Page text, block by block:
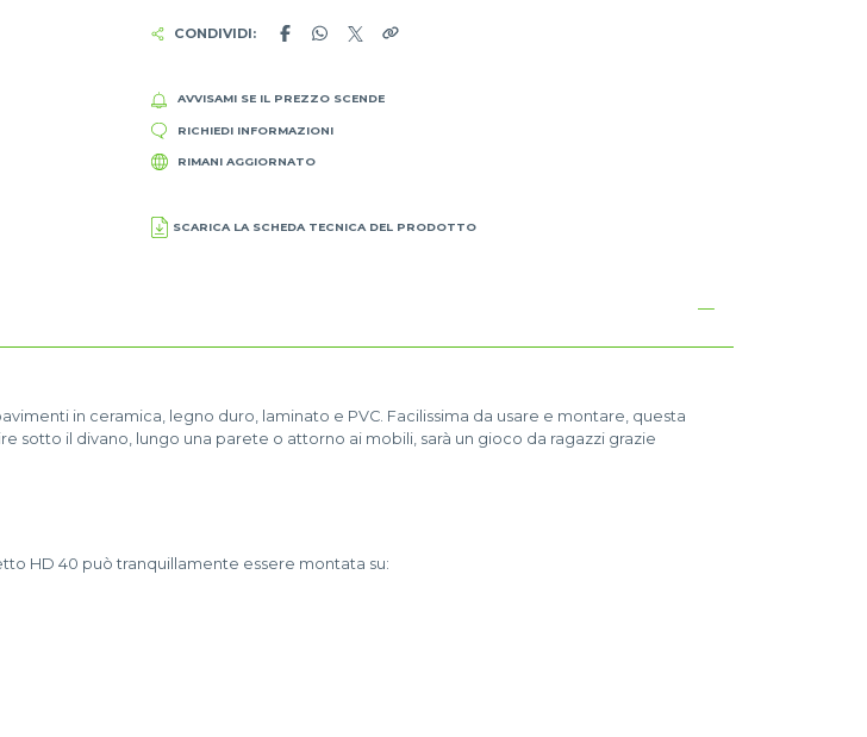
CONDIVIDI:
AVVISAMI SE IL PREZZO SCENDE
RICHIEDI INFORMAZIONI
RIMANI AGGIORNATO
SCARICA LA SCHEDA TECNICA DEL PRODOTTO
in ceramica, legno duro, laminato e PVC. Facilissima da usare e montare, questa
sotto il divano, lungo una parete o attorno ai mobili, sarà un gioco da ragazzi grazie
HD 40 può tranquillamente essere montata su: